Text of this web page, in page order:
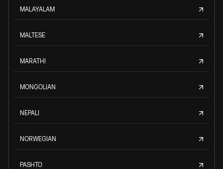
MALAYALAM
MALTESE
MARATHI
MONGOLIAN
NEPALI
NORWEGIAN
PASHTO